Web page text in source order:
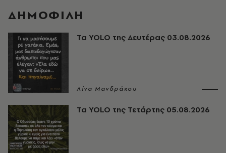
ΔΗΜΟΦΙΛΗ
Τα YOLO της Δευτέρας 03.08.2026
Λίνα Μανδράκου
Τα YOLO της Τετάρτης 05.08.2026